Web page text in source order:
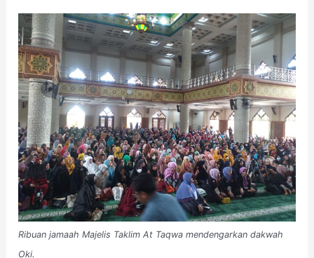
Ribuan jamaah Majelis Taklim At Taqwa mendengarkan dakwah
Oki.